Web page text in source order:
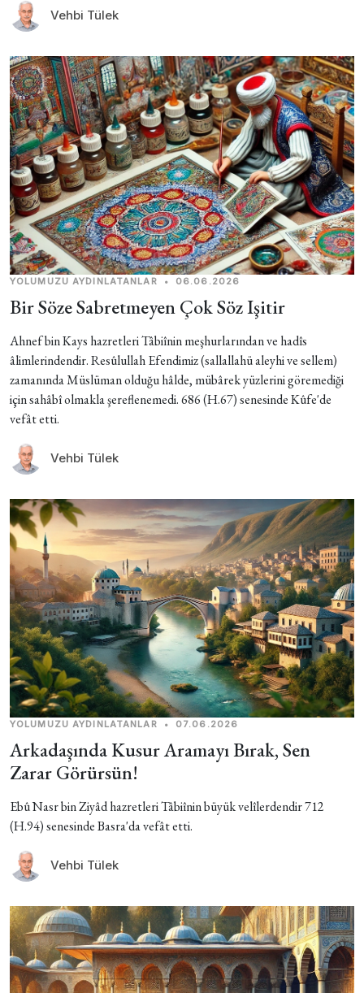
Vehbi Tülek
YOLUMUZU AYDINLATANLAR • 06.06.2026
Bir Söze Sabretmeyen Çok Söz Işitir
Ahnef bin Kays hazretleri Tâbiînin meşhurlarından ve hadîs
âlimlerindendir. Resûlullah Efendimiz (sallallahü aleyhi ve sellem)
zamanında Müslüman olduğu hâlde, mübârek yüzlerini göremediği
için sahâbî olmakla şereflenemedi. 686 (H.67) senesinde Kûfe'de
vefât etti.
Vehbi Tülek
YOLUMUZU AYDINLATANLAR • 07.06.2026
Arkadaşında Kusur Aramayı Bırak, Sen
Zarar Görürsün!
Ebû Nasr bin Ziyâd hazretleri Tâbiînin büyük velîlerdendir 712
(H.94) senesinde Basra'da vefât etti.
Vehbi Tülek